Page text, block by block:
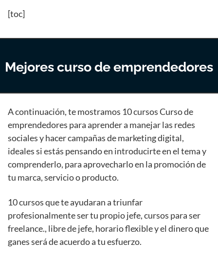
[toc]
Mejores curso de emprendedores
A continuación, te mostramos 10 cursos Curso de
emprendedores para aprender a manejar las redes
sociales y hacer campañas de marketing digital,
ideales si estás pensando en introducirte en el tema y
comprenderlo, para aprovecharlo en la promoción de
tu marca, servicio o producto.
10 cursos que te ayudaran a triunfar
profesionalmente ser tu propio jefe, cursos para ser
freelance., libre de jefe, horario flexible y el dinero que
ganes será de acuerdo a tu esfuerzo.